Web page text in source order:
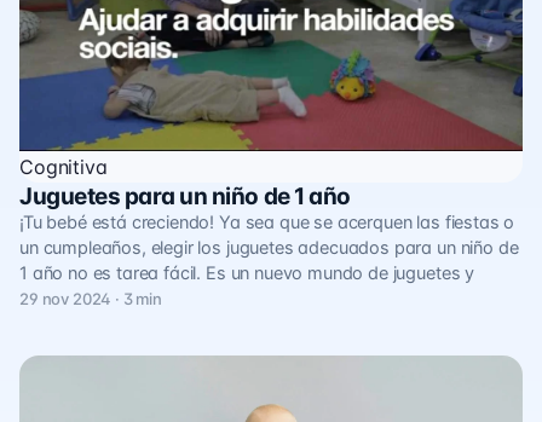
Cognitiva
Juguetes para un niño de 1 año
¡Tu bebé está creciendo! Ya sea que se acerquen las fiestas o
un cumpleaños, elegir los juguetes adecuados para un niño de
1 año no es tarea fácil. Es un nuevo mundo de juguetes y
29 nov 2024 · 3 min